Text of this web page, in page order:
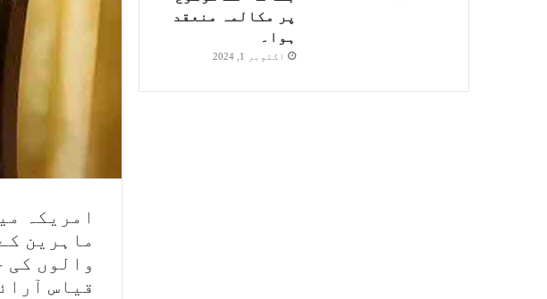
امریکہ
ماہرین
والوں کی
قیاس
پر مکالمہ منعقد
ہوا۔
اکتوبر 1, 2024